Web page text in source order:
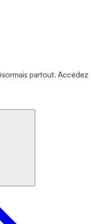
partout. Accédez